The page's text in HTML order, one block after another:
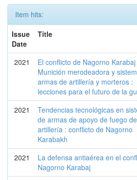
Item hits:
Issue
Date
Title
2021
El conflicto de Nagorno
Munición merodeadora y
armas de artillería y morteros :
lecciones para el futuro de la
2021
Tendencias tecnológicas en
de armas de apoyo de fuego de
artillería : conflicto de Nagorno
Karabakh
2021
La defensa antiaérea en el
Nagorno Karabaj